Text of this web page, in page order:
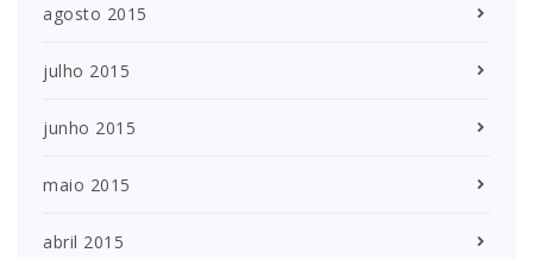
agosto 2015
julho 2015
junho 2015
maio 2015
abril 2015